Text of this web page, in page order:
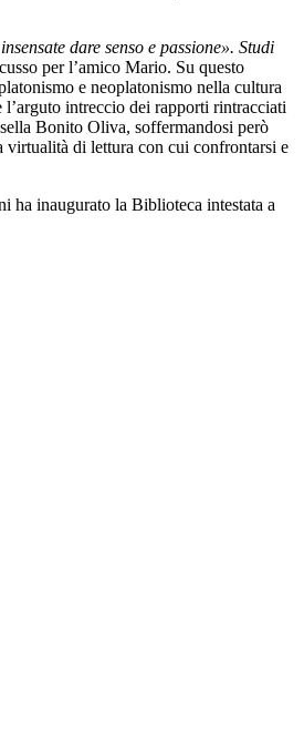
dare senso e passione». Studi
per l’amico Mario. Su questo
e neoplatonismo nella cultura
intreccio dei rapporti rintracciati
Bonito Oliva, soffermandosi però
virtualità di lettura con cui confrontarsi e
ha inaugurato la Biblioteca intestata a